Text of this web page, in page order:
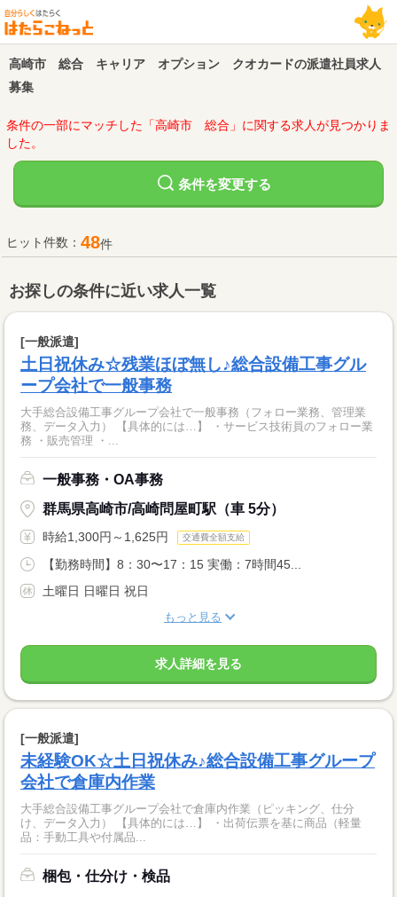
高崎市 総合 キャリア オプション クオカードの派遣社員求人
募集
条件の一部にマッチした「高崎市 総合」に関する求人が見つかりま
した。
条件を変更する
ヒット件数： 48件
お探しの条件に近い求人一覧
[一般派遣]
土日祝休み☆残業ほぼ無し♪総合設備工事グル
ープ会社で一般事務
大手総合設備工事グループ会社で一般事務（フォロー業務、管理業
務、データ入力） 【具体的には…】 ・サービス技術員のフォロー業
務 ・販売管理 ・...
一般事務・OA事務
群馬県高崎市/高崎問屋町駅（車 5分）
時給1,300円～1,625円 交通費全額支給
【勤務時間】8：30〜17：15 実働：7時間45...
土曜日 日曜日 祝日
もっと見る
求人詳細を見る
[一般派遣]
未経験OK☆土日祝休み♪総合設備工事グループ
会社で倉庫内作業
大手総合設備工事グループ会社で倉庫内作業（ピッキング、仕分
け、データ入力） 【具体的には…】 ・出荷伝票を基に商品（軽量
品：手動工具や付属品...
梱包・仕分け・検品